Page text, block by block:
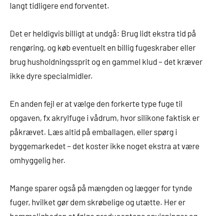
langt tidligere end forventet.
Det er heldigvis billigt at undgå: Brug lidt ekstra tid på
rengøring, og køb eventuelt en billig fuge­skraber eller
brug husholdningssprit og en gammel klud – det kræver
ikke dyre specialmidler.
En anden fejl er at vælge den forkerte type fuge til
opgaven, fx akrylfuge i vådrum, hvor silikone faktisk er
påkrævet. Læs altid på emballagen, eller spørg i
byggemarkedet – det koster ikke noget ekstra at være
omhyggelig her.
Mange sparer også på mængden og lægger for tynde
fuger, hvilket gør dem skrøbelige og utætte. Her er